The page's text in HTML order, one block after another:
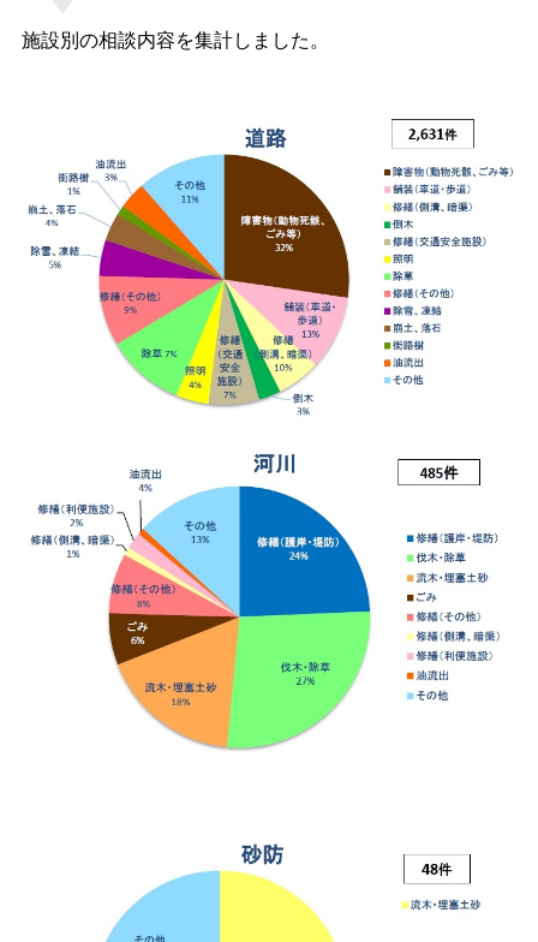
施設別の相談内容を集計しました。